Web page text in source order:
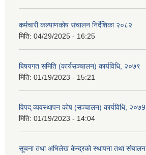
कर्मचारी कल्याणकोष संचालन निर्देशिका २०८२
मिति: 04/29/2025 - 16:25
बिषयगत समिति (कार्यसञ्चालन) कार्यविधि, २०७९
मिति: 01/19/2023 - 15:21
विपद् व्यवस्थापन कोष (सञ्चालन) कार्यविधि, २०७9
मिति: 01/19/2023 - 14:04
सूचना तथा अभिलेख केन्द्रको स्थापना तथा संचालन